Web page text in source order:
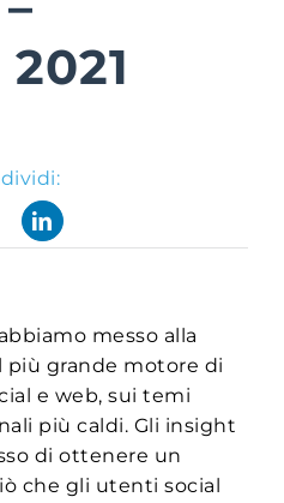
messo alla
più grande motore di
e web, sui temi
più caldi. Gli insight
di ottenere un
che gli utenti social